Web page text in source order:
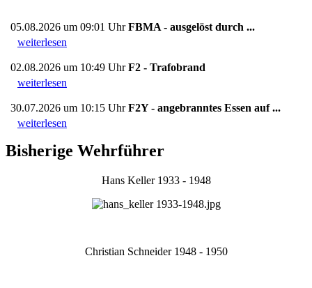
05.08.2026 um 09:01 UhrFBMA - ausgelöst durch ...
weiterlesen
02.08.2026 um 10:49 UhrF2 - Trafobrand
weiterlesen
30.07.2026 um 10:15 UhrF2Y - angebranntes Essen auf ...
weiterlesen
Bisherige Wehrführer
Hans Keller 1933 - 1948
Christian Schneider 1948 - 1950